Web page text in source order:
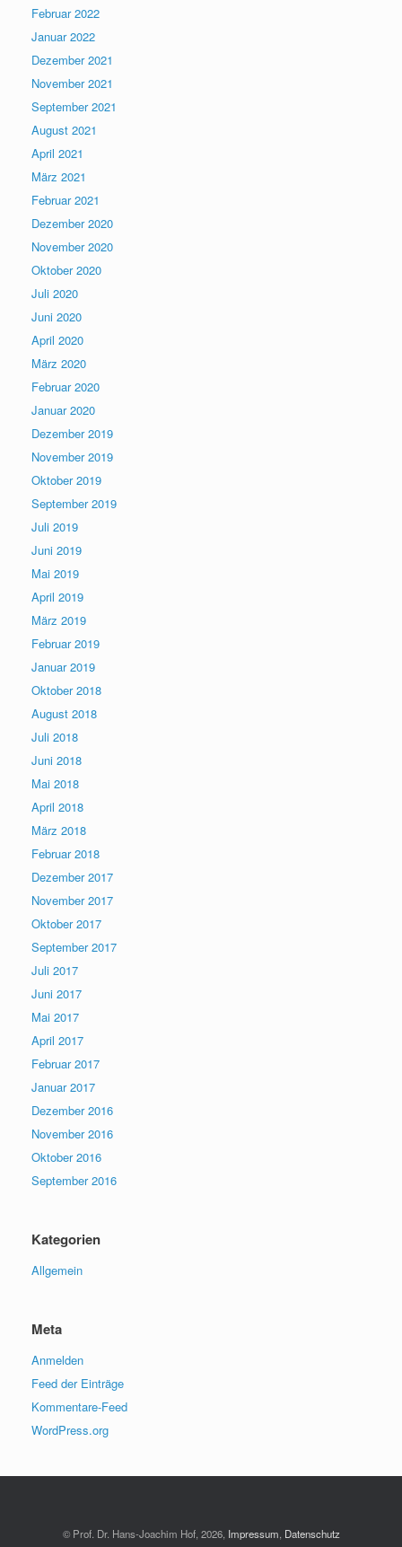
Februar 2022
Januar 2022
Dezember 2021
November 2021
September 2021
August 2021
April 2021
März 2021
Februar 2021
Dezember 2020
November 2020
Oktober 2020
Juli 2020
Juni 2020
April 2020
März 2020
Februar 2020
Januar 2020
Dezember 2019
November 2019
Oktober 2019
September 2019
Juli 2019
Juni 2019
Mai 2019
April 2019
März 2019
Februar 2019
Januar 2019
Oktober 2018
August 2018
Juli 2018
Juni 2018
Mai 2018
April 2018
März 2018
Februar 2018
Dezember 2017
November 2017
Oktober 2017
September 2017
Juli 2017
Juni 2017
Mai 2017
April 2017
Februar 2017
Januar 2017
Dezember 2016
November 2016
Oktober 2016
September 2016
Kategorien
Allgemein
Meta
Anmelden
Feed der Einträge
Kommentare-Feed
WordPress.org
© Prof. Dr. Hans-Joachim Hof, 2026, Impressum Datenschutz